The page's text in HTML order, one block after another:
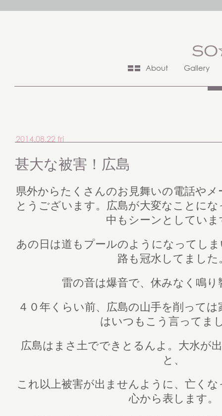
About Gallery
2014.08.22 fri
甚大な被害！広島
県外からたくさんのお見舞いの電話や
とうございます。広島が大変なことに
中もシーンとしていま
あの日は道もプールのようになってし
路も冠水してました
雷の音は爆音で、休みなく鳴り
４０年くらい前、広島の山手を削って
はいつもこう言ってま
広島はまさ土でできとるんよ。大水が
と、
これ以上被害が出ませんように、亡く
心から表します。